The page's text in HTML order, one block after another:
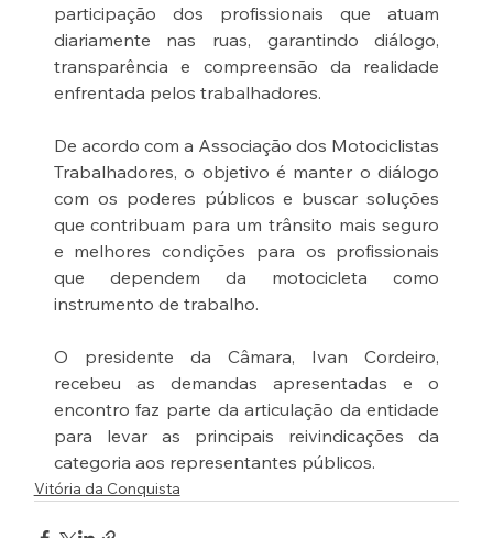
participação dos profissionais que atuam
diariamente nas ruas, garantindo diálogo,
transparência e compreensão da realidade
enfrentada pelos trabalhadores.
De acordo com a Associação dos Motociclistas
Trabalhadores, o objetivo é manter o diálogo
com os poderes públicos e buscar soluções
que contribuam para um trânsito mais seguro
e melhores condições para os profissionais
que dependem da motocicleta como
instrumento de trabalho.
O presidente da Câmara, Ivan Cordeiro,
recebeu as demandas apresentadas e o
encontro faz parte da articulação da entidade
para levar as principais reivindicações da
categoria aos representantes públicos.
Vitória da Conquista